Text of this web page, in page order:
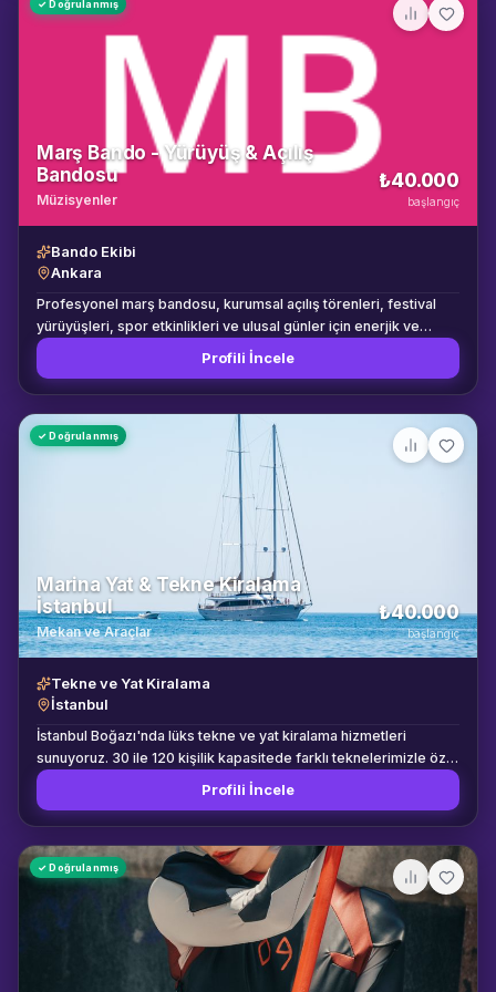
✓ Doğrulanmış
Marş Bando - Yürüyüş & Açılış
Bandosu
Müzisyenler
₺40.000
başlangıç
Bando Ekibi
Ankara
Profesyonel marş bandosu, kurumsal açılış törenleri, festival
yürüyüşleri, spor etkinlikleri ve ulusal günler için enerjik ve
coşkulu gösteriler sunar. Boru, trompet, trombon, klarnet ve
davuldan oluşan 10-20 kişilik profesyonel kadro ile etkinliğinizi
unutulmaz kılacaktır.
Profili İncele
✓ Doğrulanmış
Marina Yat & Tekne Kiralama
İstanbul
Mekan ve Araçlar
₺40.000
başlangıç
Tekne ve Yat Kiralama
İstanbul
İstanbul Boğazı'nda lüks tekne ve yat kiralama hizmetleri
sunuyoruz. 30 ile 120 kişilik kapasitede farklı teknelerimizle özel
etkinlik, düğün, nişan, doğum günü ve kurumsal
organizasyonlara ev sahipliği yapıyoruz. Güverte DJ, catering
ve fotoğraf paketi seçenekleri mevcuttur.
Profili İncele
✓ Doğrulanmış